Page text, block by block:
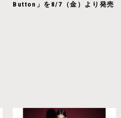
Button」を8/7（金）より発売